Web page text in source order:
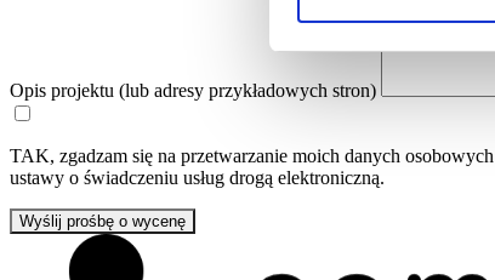
Opis projektu (lub adresy przykładowych stron)
TAK, zgadzam się na przetwarzanie moich danych
ustawy o świadczeniu usług drogą elektroniczną.
Wyślij prośbę o wycenę